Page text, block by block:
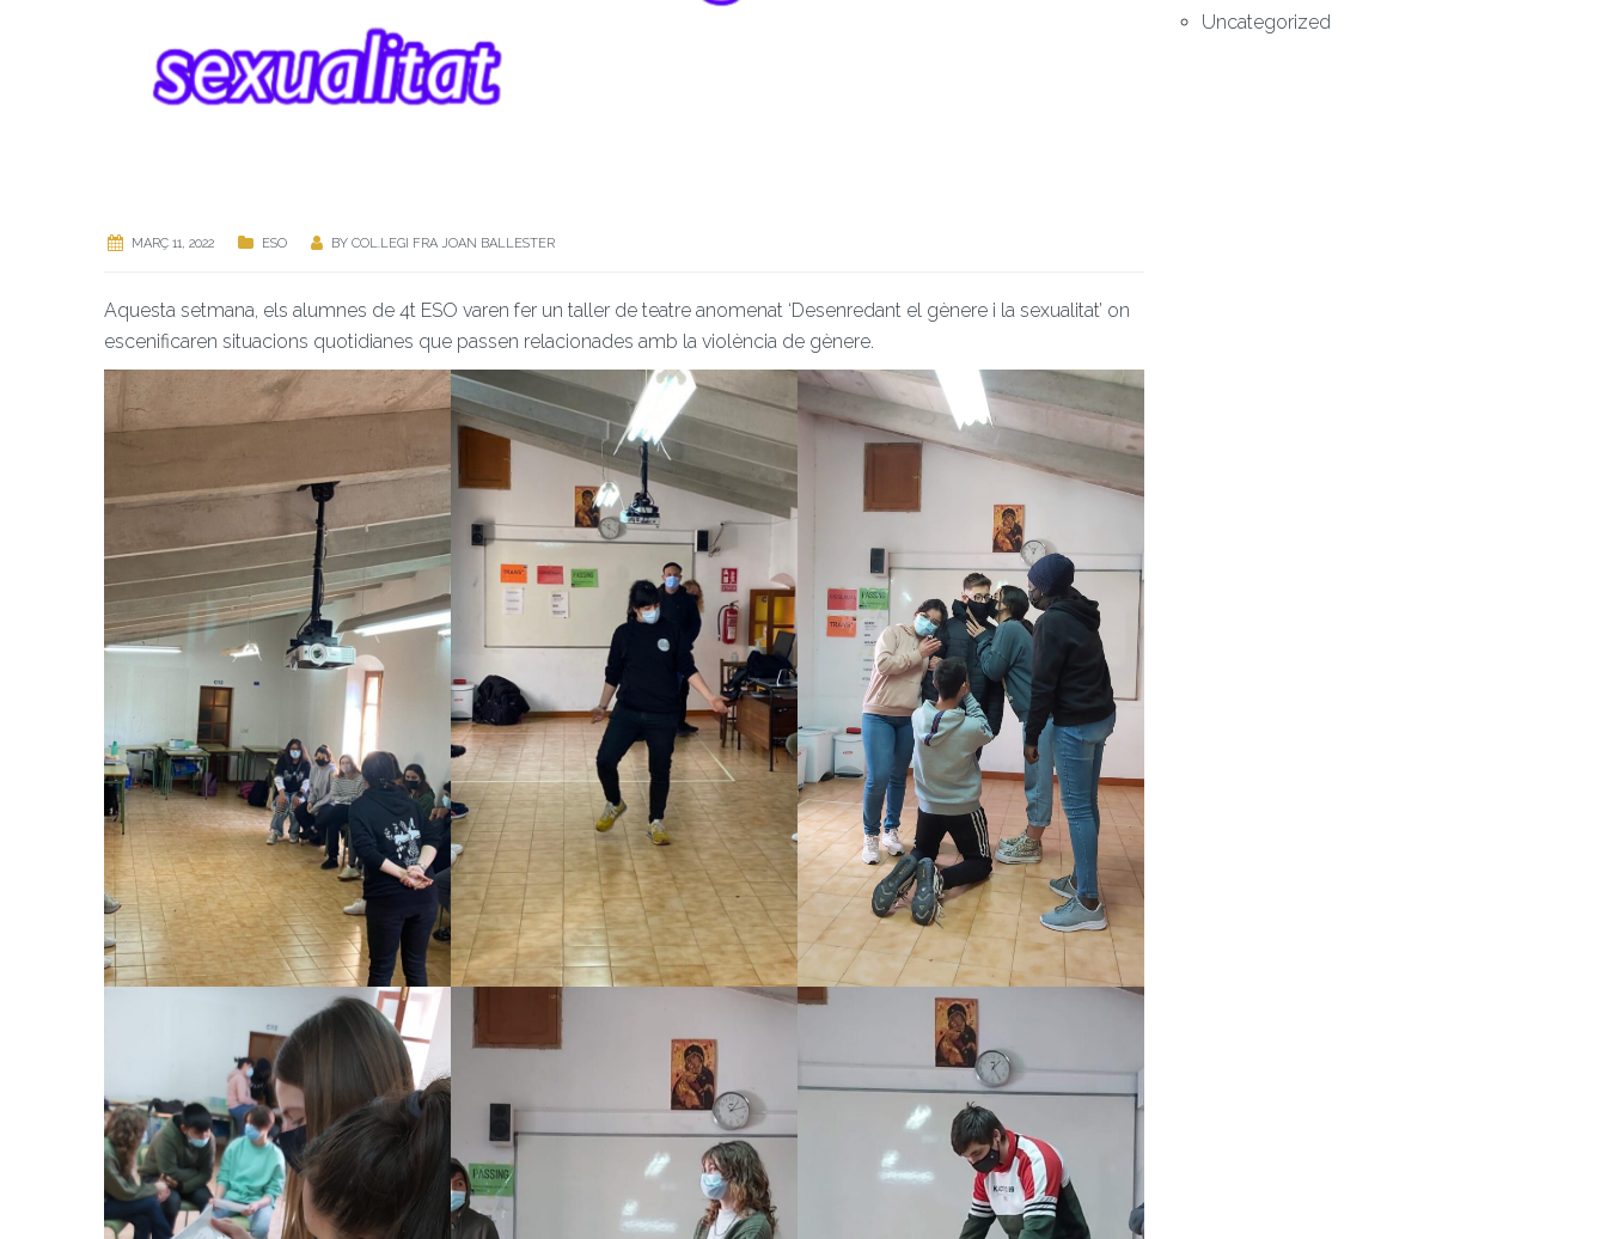
MARÇ 11, 2022 ESO BY COL.LEGI FRA JOAN BALLESTER
Aquesta setmana, els alumnes de 4t ESO varen fer un taller de teatre anomenat ‘Desenredant el gènere i la sexualitat’ on
escenificaren situacions quotidianes que passen relacionades amb la violència de gènere.
Uncategorized